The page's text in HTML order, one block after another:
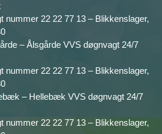
nummer 22 22 77 13 – Blikkenslager,
– Ålsgårde VVS døgnvagt 24/7
nummer 22 22 77 13 – Blikkenslager,
– Hellebæk VVS døgnvagt 24/7
nummer 22 22 77 13 – Blikkenslager,